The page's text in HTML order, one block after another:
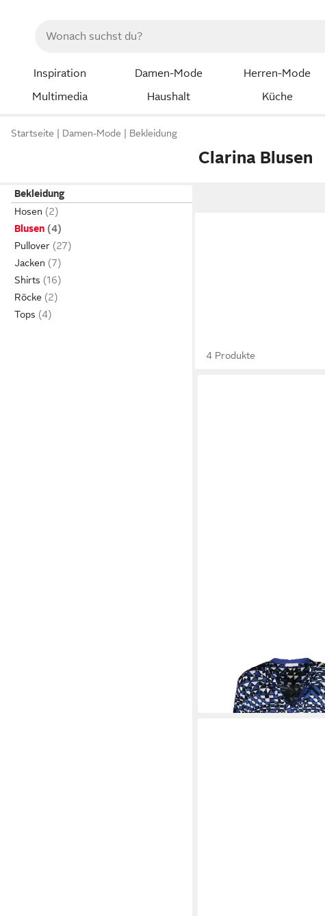
Inspiration Damen-Mode Herren-Mode
Multimedia
Haushalt Küche
Startseite Damen-Mode Bekleidung
Clarina Blusen
Bekleidung
Hosen
Blusen
Pullover
Jacken
Shirts
Röcke
Tops
4 Produkte
Langarmbluse
55,99 € UVP69,99 €